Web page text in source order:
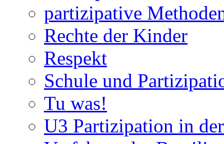
partizipative
Rechte der Kinder
Respekt
Schule und
Tu was!
U3 Partizipation in